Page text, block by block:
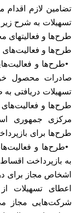
تضامین لازم
تسهیلات به شرح
طرح‌ها‌ و فعالیتهای
طرح‌ها‌ و فعالیت‌های
•طرح‌ها‌ و
صادرات محصول
تسهیلات دریافتی
طرح‌ها‌ و
مرکزی جمهوری
طرح‌ها‌ برای
•طرح‌ها‌ و
به بازپرداخت
اشخاص مجاز برای
اعطای تسهیلات